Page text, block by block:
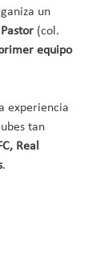
un
(col.
equipo
experiencia
tan
Real
.